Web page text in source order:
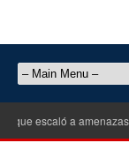
escaló a amenazas